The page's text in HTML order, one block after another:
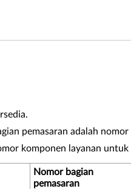
pemasaran adalah
komponen layanan
Nomor bagian
pemasaran